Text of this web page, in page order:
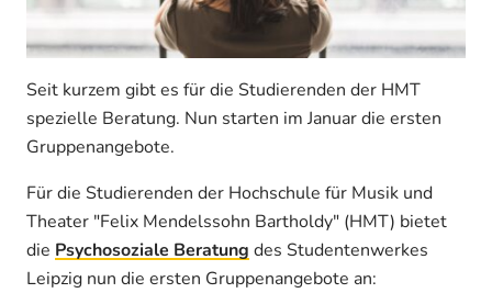
Seit kurzem gibt es für die Studierenden der HMT
spezielle Beratung. Nun starten im Januar die ersten
Gruppenangebote.
Für die Studierenden der Hochschule für Musik und
Theater "Felix Mendelssohn Bartholdy" (HMT) bietet
die Psychosoziale Beratung des Studentenwerkes
Leipzig nun die ersten Gruppenangebote an: